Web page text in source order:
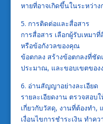
หายที่อาจเกิดขึ้นในระหว่าง
5. การติดต่อและสื่อสาร
การสื่อสาร เลือกผู้รับเหมา
หรือข้อกังวลของคุณ
ข้อตกลง สร้างข้อตกลงที่ชัด
ประมาณ, และขอบเขตของ
6. อ่านสัญญาอย่างละเอียด
รายละเอียดงาน ตรวจสอบ
เกี่ยวกับวัสดุ, งานที่ต้องทำ,
เงื่อนไขการชำระเงิน ทำคว